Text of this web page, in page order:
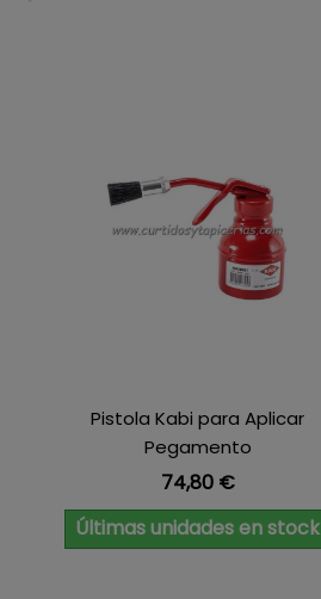
Pistola Kabi para Aplicar
Pegamento
Precio
74,80 €
Últimas unidades en stock